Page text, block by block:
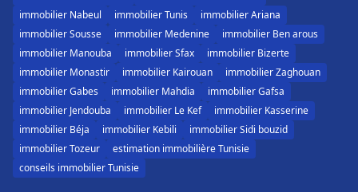
immobilier Nabeul
immobilier Tunis
immobilier Ariana
immobilier Sousse
immobilier Medenine
immobilier Ben arous
immobilier Manouba
immobilier Sfax
immobilier Bizerte
immobilier Monastir
immobilier Kairouan
immobilier Zaghouan
immobilier Gabes
immobilier Mahdia
immobilier Gafsa
immobilier Jendouba
immobilier Le Kef
immobilier Kasserine
immobilier Béja
immobilier Kebili
immobilier Sidi bouzid
immobilier Tozeur
estimation immobilière Tunisie
conseils immobilier Tunisie